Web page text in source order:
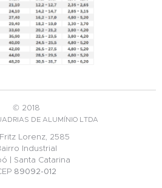
© 2018
DE ALUMÍNIO LTDA
Lorenz, 2585
Industrial
| Santa Catarina
89092-012